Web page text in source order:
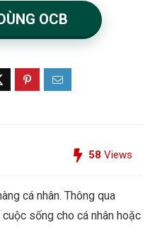
OCB
58 Views
cá nhân. Thông qua
sống cho cá nhân hoặc